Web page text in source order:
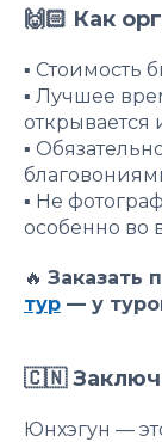
🙌🏻 Как
▪️ Стоимость
▪️ Лучшее
открывается
▪️
▪️ Не
особенно во
🔥 Заказать
тур — у
🇨🇳
Юнхэгун —